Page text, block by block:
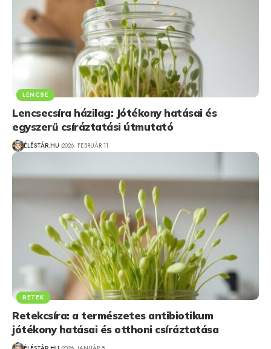
LENCSE
Lencsecsíra házilag: Jótékony hatásai és
egyszerű csíráztatási útmutató
ÉLÉSTÁR.HU 2026. FEBRUÁR 11.
RETEK
Retekcsíra: a természetes antibiotikum
jótékony hatásai és otthoni csíráztatása